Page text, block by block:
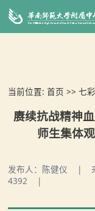
当前位置:首页 >>七
赓续抗战精神
师生集体
发布人：陈健仪 |
4392 |